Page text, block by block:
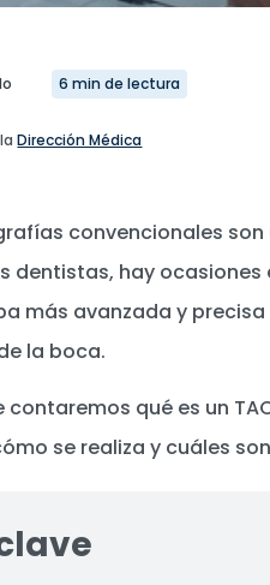
6 min de lectura
laDirección Médica
convencionales
dentistas, hay ocasiones
más avanzada y
la boca.
contaremos qué es un
se realiza y cuáles